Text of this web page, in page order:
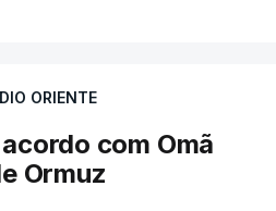
ORIENTE
com Omã
Ormuz